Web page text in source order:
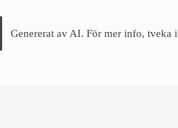
Genererat av AI. För mer info, tveka